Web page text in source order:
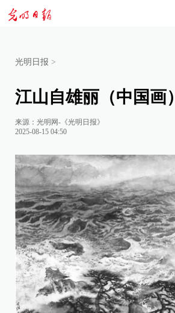
光明日报 >
江山自雄丽（中国画）
来源： 光明网-《光明日报》
2025-08-15 04:50